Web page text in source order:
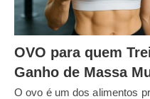
OVO para quem
Ganho de Massa
O ovo é um dos alimentos